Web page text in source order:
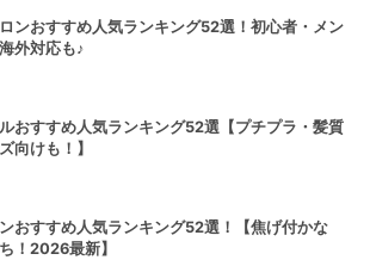
ンおすすめ人気ランキング52選！初心者・メン
外対応も♪
おすすめ人気ランキング52選【プチプラ・髪質
向けも！】
おすすめ人気ランキング52選！【焦げ付かな
！2026最新】